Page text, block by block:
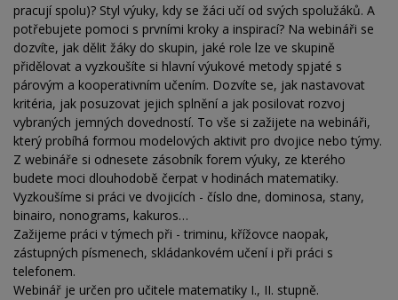
pracují spolu)? Styl výuky, kdy se žáci učí od svých spolužáků. A
potřebujete pomoci s prvními kroky a inspirací? Na webináři se
dozvíte, jak dělit žáky do skupin, jaké role lze ve skupině
přidělovat a vyzkoušíte si hlavní výukové metody spjaté s
párovým a kooperativním učením. Dozvíte se, jak nastavovat
kritéria, jak posuzovat jejich splnění a jak posilovat rozvoj
vybraných jemných dovedností. To vše si zažijete na webináři,
který probíhá formou modelových aktivit pro dvojice nebo týmy.
Z webináře si odnesete zásobník forem výuky, ze kterého
budete moci dlouhodobě čerpat v hodinách matematiky.
Vyzkoušíme si práci ve dvojicích - číslo dne, dominosa, stany,
binairo, nonograms, kakuros…
Zažijeme práci v týmech při - triminu, křížovce naopak,
zástupných písmenech, skládankovém učení i při práci s
telefonem.
Webinář je určen pro učitele matematiky I., II. stupně.